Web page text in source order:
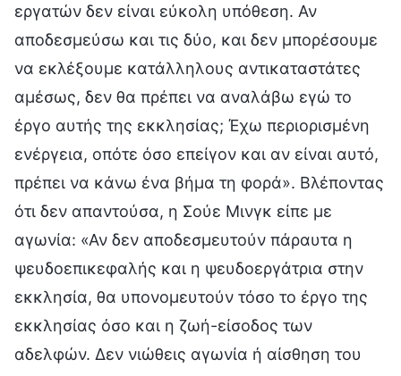
εργατών δεν είναι εύκολη υπόθεση. Αν
αποδεσμεύσω και τις δύο, και δεν μπορέσουμε
να εκλέξουμε κατάλληλους αντικαταστάτες
αμέσως, δεν θα πρέπει να αναλάβω εγώ το
έργο αυτής της εκκλησίας; Έχω περιορισμένη
ενέργεια, οπότε όσο επείγον και αν είναι αυτό,
πρέπει να κάνω ένα βήμα τη φορά». Βλέποντας
ότι δεν απαντούσα, η Σούε Μινγκ είπε με
αγωνία: «Αν δεν αποδεσμευτούν πάραυτα η
ψευδοεπικεφαλής και η ψευδοεργάτρια στην
εκκλησία, θα υπονομευτούν τόσο το έργο της
εκκλησίας όσο και η ζωή-είσοδος των
αδελφών. Δεν νιώθεις αγωνία ή αίσθηση του